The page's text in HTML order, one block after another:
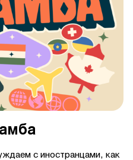
с иностранцами, как